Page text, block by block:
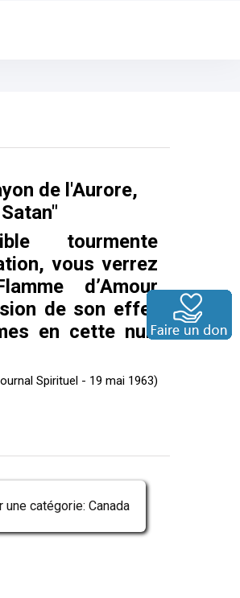
de l'Aurore,
tourmente
vous verrez
d’Amour
de son effet
en cette nuit
Spirituel - 19 mai 1963)
Choisir une catégorie: Canada